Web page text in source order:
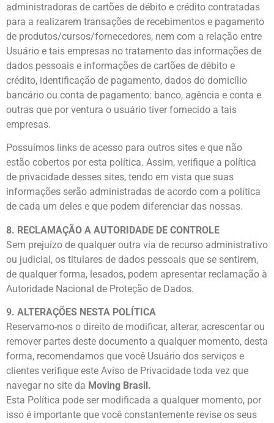
administradoras de cartões de débito e crédito contratadas
para a realizarem transações de recebimentos e pagamento
de produtos/cursos/fornecedores, nem com a relação entre
Usuário e tais empresas no tratamento das informações de
dados pessoais e informações de cartões de débito e
crédito, identificação de pagamento, dados do domicílio
bancário ou conta de pagamento: banco, agência e conta e
outras que por ventura o usuário tiver fornecido a tais
empresas.
Possuímos links de acesso para outros sites e que não
estão cobertos por esta política. Assim, verifique a política
de privacidade desses sites, tendo em vista que suas
informações serão administradas de acordo com a política
de cada um deles e que podem diferenciar das nossas.
8. RECLAMAÇÃO A AUTORIDADE DE CONTROLE
Sem prejuízo de qualquer outra via de recurso administrativo
ou judicial, os titulares de dados pessoais que se sentirem,
de qualquer forma, lesados, podem apresentar reclamação à
Autoridade Nacional de Proteção de Dados.
9. ALTERAÇÕES NESTA POLÍTICA
Reservamo-nos o direito de modificar, alterar, acrescentar ou
remover partes deste documento a qualquer momento, desta
forma, recomendamos que você Usuário dos serviços e
clientes verifique este Aviso de Privacidade toda vez que
navegar no site da Moving Brasil.
Esta Política pode ser modificada a qualquer momento, por
isso é importante que você constantemente revise os seus